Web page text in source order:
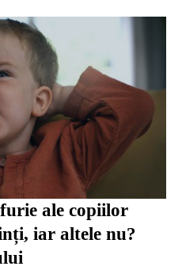
furie ale copiilor
iar altele nu?